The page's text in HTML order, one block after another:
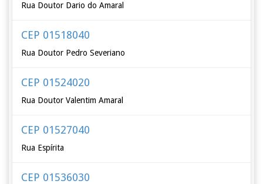
Rua Doutor Dario do Amaral
CEP 01518040
Rua Doutor Pedro Severiano
CEP 01524020
Rua Doutor Valentim Amaral
CEP 01527040
Rua Espírita
CEP 01536030